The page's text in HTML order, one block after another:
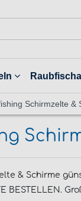
Schirmzelte &
& Schirme
BESTELLEN.